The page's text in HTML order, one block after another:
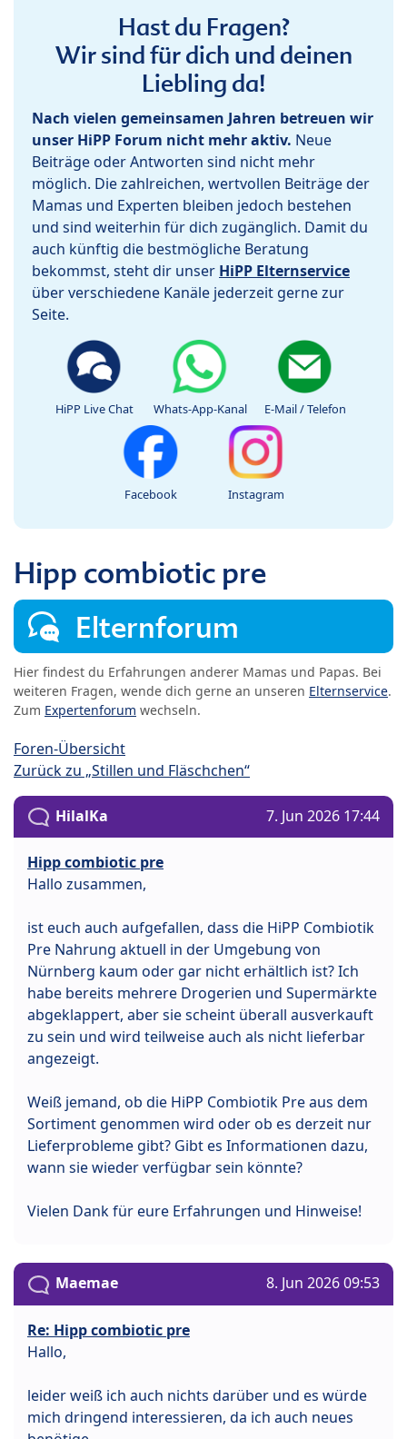
Hast du Fragen?
Wir sind für dich und deinen
Liebling da!
Nach vielen gemeinsamen Jahren betreuen wir
unser HiPP Forum nicht mehr aktiv. Neue
Beiträge oder Antworten sind nicht mehr
möglich. Die zahlreichen, wertvollen Beiträge der
Mamas und Experten bleiben jedoch bestehen
und sind weiterhin für dich zugänglich. Damit du
auch künftig die bestmögliche Beratung
bekommst, steht dir unser HiPP Elternservice
über verschiedene Kanäle jederzeit gerne zur
Seite.
HiPP Live Chat Whats-App-Kanal E-Mail / Telefon
Facebook Instagram
Hipp combiotic pre
Elternforum
Hier findest du Erfahrungen anderer Mamas und Papas. Bei
weiteren Fragen, wende dich gerne an unseren Elternservice.
Zum Expertenforum wechseln.
Foren-Übersicht
Zurück zu „Stillen und Fläschchen“
HilalKa 7. Jun 2026 17:44
Hipp combiotic pre
Hallo zusammen,
ist euch auch aufgefallen, dass die HiPP Combiotik
Pre Nahrung aktuell in der Umgebung von
Nürnberg kaum oder gar nicht erhältlich ist? Ich
habe bereits mehrere Drogerien und Supermärkte
abgeklappert, aber sie scheint überall ausverkauft
zu sein und wird teilweise auch als nicht lieferbar
angezeigt.
Weiß jemand, ob die HiPP Combiotik Pre aus dem
Sortiment genommen wird oder ob es derzeit nur
Lieferprobleme gibt? Gibt es Informationen dazu,
wann sie wieder verfügbar sein könnte?
Vielen Dank für eure Erfahrungen und Hinweise!
Maemae 8. Jun 2026 09:53
Re: Hipp combiotic pre
Hallo,
leider weiß ich auch nichts darüber und es würde
mich dringend interessieren, da ich auch neues